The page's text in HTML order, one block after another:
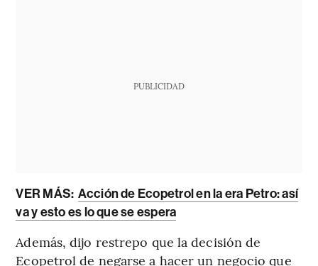
PUBLICIDAD
VER MÁS: Acción de Ecopetrol en la era Petro: así
va y esto es lo que se espera
Además, dijo restrepo que la decisión de
Ecopetrol de negarse a hacer un negocio que